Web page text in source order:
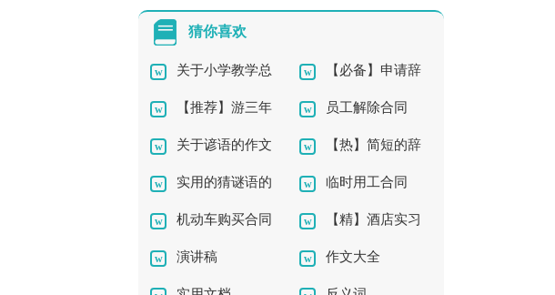
猜你喜欢
关于小学教学总
结模板集合7篇
【必备】申请辞
职报告三篇
【推荐】游三年
级作文3篇
员工解除合同
关于谚语的作文
合集6篇
【热】简短的辞
职报告
实用的猜谜语的
作文10篇
临时用工合同
（通用14篇）
机动车购买合同 【精】酒店实习
报告
演讲稿 作文大全